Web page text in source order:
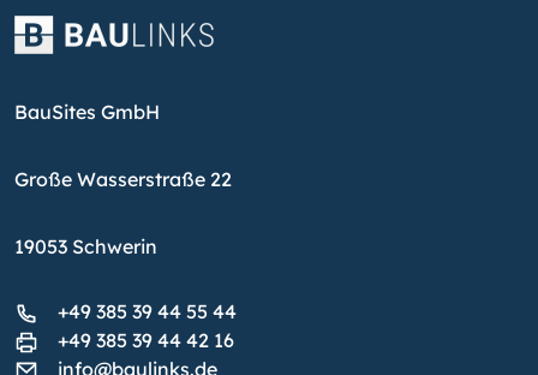
BauSites GmbH
Große Wasserstraße 22
19053 Schwerin
+49 385 39 44 55 44
+49 385 39 44 42 16
info@baulinks.de